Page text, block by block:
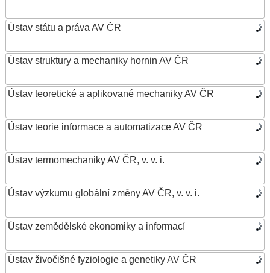
Ústav státu a práva AV ČR
Ústav struktury a mechaniky hornin AV ČR
Ústav teoretické a aplikované mechaniky AV ČR
Ústav teorie informace a automatizace AV ČR
Ústav termomechaniky AV ČR, v. v. i.
Ústav výzkumu globální změny AV ČR, v. v. i.
Ústav zemědělské ekonomiky a informací
Ústav živočišné fyziologie a genetiky AV ČR